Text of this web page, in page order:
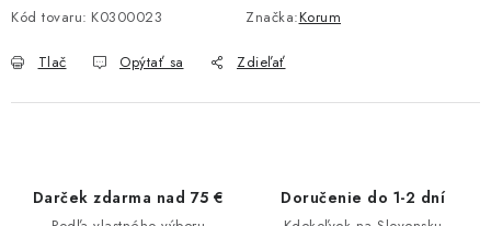
Kód tovaru: K0300023 Značka:Korum
Tlač Opýtať sa Zdieľať
Darček zdarma nad 75 € Doručenie do 1-2 dní